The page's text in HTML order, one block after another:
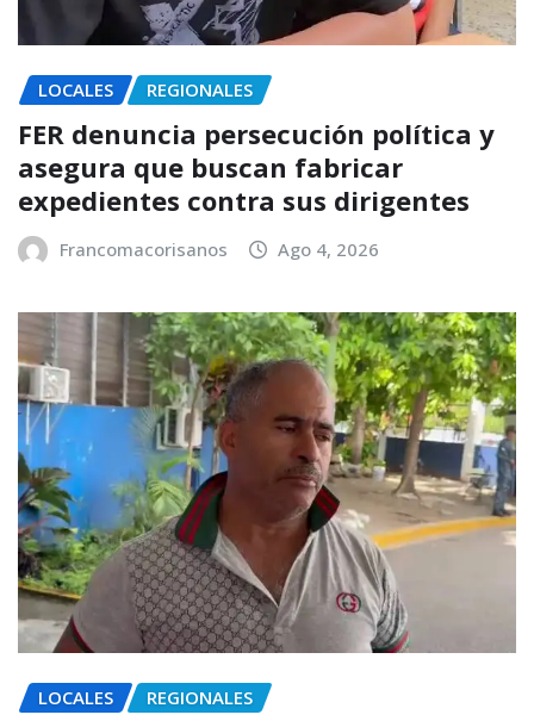
LOCALES REGIONALES
FER denuncia persecución política y
asegura que buscan fabricar
expedientes contra sus dirigentes
Francomacorisanos Ago 4, 2026
LOCALES REGIONALES